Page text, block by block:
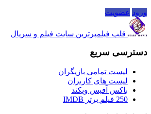
ورود عضویت
قلب فیلمبرترین سایت فیلم و سریال
دسترسی سریع
لیست تمامی بازیگران
لیست های کاربران
باکس آفیس ویکند
250 فیلم برتر IMDB